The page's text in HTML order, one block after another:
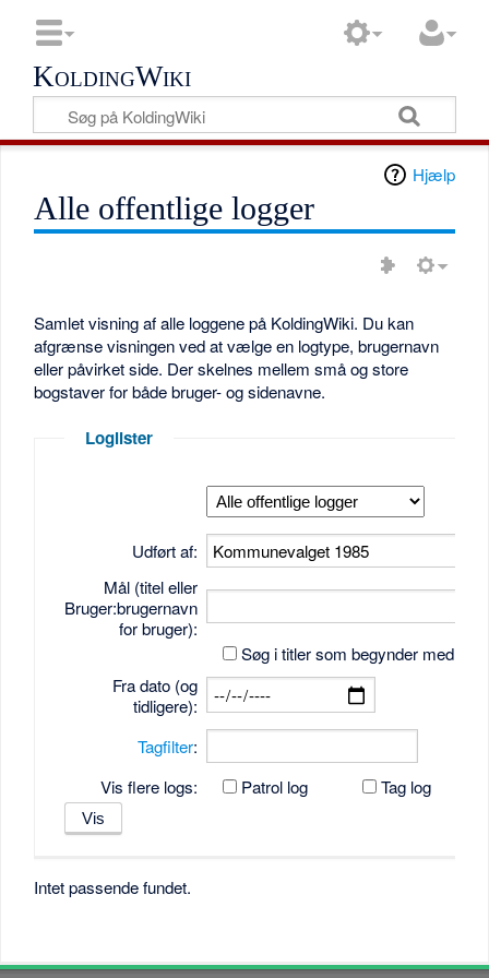
KoldingWiki
Hjælp
Alle offentlige logger
Samlet visning af alle loggene på KoldingWiki. Du kan
afgrænse visningen ved at vælge en logtype, brugernavn
eller påvirket side. Der skelnes mellem små og store
bogstaver for både bruger- og sidenavne.
Loglister
Udført af:
Mål (titel eller
Bruger:brugernavn
for bruger):
Søg i titler som begynder med
Fra dato (og
tidligere):
Tagfilter:
Vis flere logs:
Patrol log Tag log
Intet passende fundet.